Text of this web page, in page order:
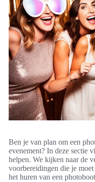
Ben je van plan om een
evenement? In deze sectie
helpen. We kijken naar de
voorbereidingen die je
het huren van een